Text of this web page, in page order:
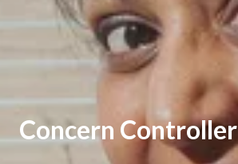
Concern Controller